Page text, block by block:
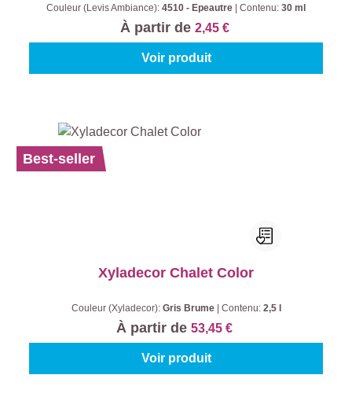
Couleur (Levis Ambiance): 4510 - Epeautre Contenu: 30 ml
À partir de 2,45 €
Voir produit
Best-seller
Xyladecor Chalet Color
Couleur (Xyladecor): Gris Brume Contenu: 2,5 l
À partir de 53,45 €
Voir produit